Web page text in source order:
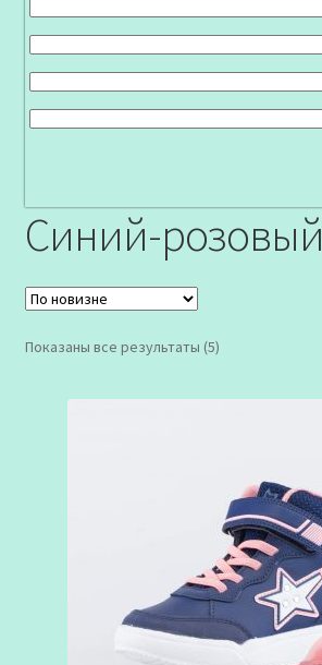
Синий-розовый
Показаны все результаты (5)Сортировка: